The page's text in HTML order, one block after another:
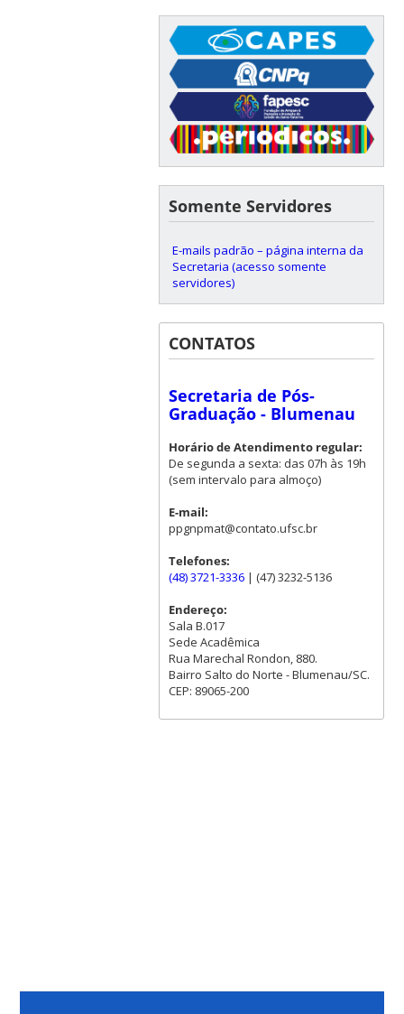
Somente Servidores
E-mails padrão – página interna da
Secretaria (acesso somente
servidores)
CONTATOS
Secretaria de Pós-
Graduação - Blumenau
Horário de Atendimento regular:
De segunda a sexta: das 07h às 19h
(sem intervalo para almoço)
E-mail:
ppgnpmat@contato.ufsc.br
Telefones:
(48) 3721-3336| (47) 3232-5136
Endereço:
Sala B.017
Sede Acadêmica
Rua Marechal Rondon, 880.
Bairro Salto do Norte - Blumenau/SC.
CEP: 89065-200